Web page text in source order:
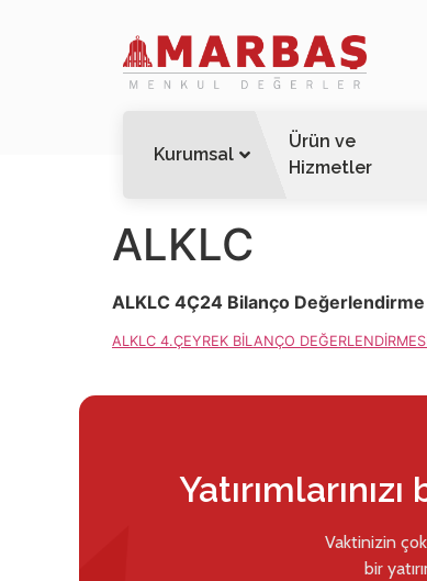
Kurumsal
Ürün ve
Hizmetler
ALKLC
ALKLC 4Ç24 Bilanço Değerlendirme
ALKLC 4.ÇEYREK BİLANÇO
Vaktinizin
bir